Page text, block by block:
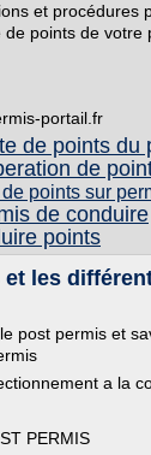
et procédures
points de votre
portail.fr
de points du
de
points sur
de conduire
points
les
post permis et
a la
PERMIS